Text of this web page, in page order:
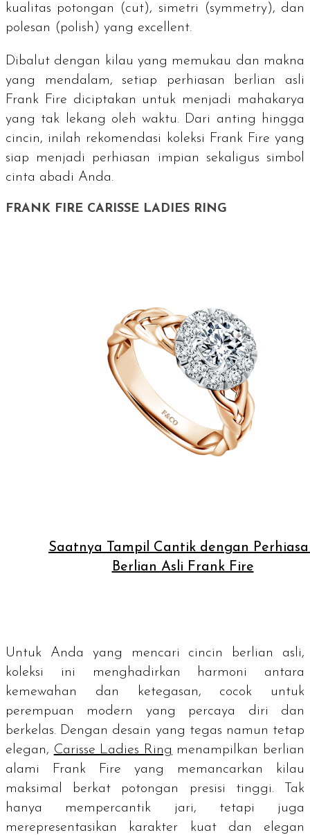
kualitas potongan (cut), simetri (symmetry), dan
polesan ( polish ) yang excellent.
Dibalut dengan kilau yang memukau dan makna
yang mendalam, setiap perhiasan berlian asli
Frank Fire diciptakan untuk menjadi mahakarya
yang tak lekang oleh waktu. Dari anting hingga
cincin, inilah rekomendasi koleksi Frank Fire yang
siap menjadi perhiasan impian sekaligus simbol
cinta abadi Anda.
FRANK FIRE CARISSE LADIES RING
Saatnya Tampil Cantik dengan
Berlian Asli Frank Fire
Untuk Anda yang mencari cincin berlian asli,
koleksi ini menghadirkan harmoni antara
kemewahan dan ketegasan, cocok untuk
perempuan modern yang percaya diri dan
berkelas. Dengan desain yang tegas namun tetap
elegan, Carisse Ladies Ring menampilkan berlian
alami Frank Fire yang memancarkan kilau
maksimal berkat potongan presisi tinggi. Tak
hanya mempercantik jari, tetapi juga
merepresentasikan karakter kuat dan elegan